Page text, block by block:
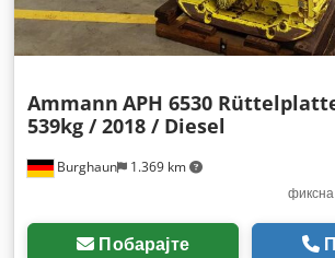
Burghaun 1.369 km
Ammann APH 6530
539kg / 2018 / Diesel
Побарајте